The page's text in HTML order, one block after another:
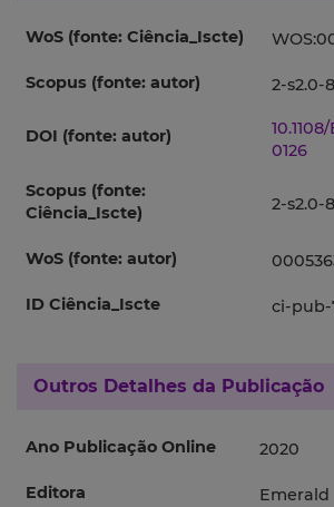
WoS (fonte: Ciência_Iscte)
Scopus (fonte: autor) 2-s2.0-
DOI (fonte: autor)
0126
Scopus (fonte:
Ciência_Iscte)
2-s2.0-
WoS (fonte: autor)
ID Ciência_Iscte ci-pub-
Outros Detalhes da Publicação
Ano Publicação Online 2020
Editora Emerald